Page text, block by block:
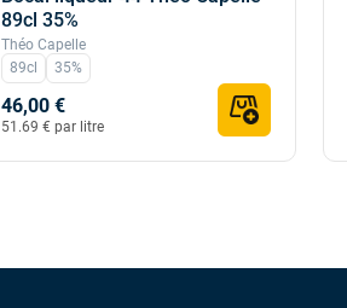
89cl 35%
Théo Capelle
89cl
35%
46,00 €
51.69 € par litre